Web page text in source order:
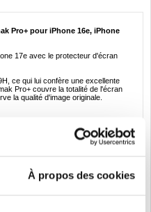
À propos des cookies
Pro+ pour iPhone 16e, iPhone
17e avec le protecteur d'écran
ce qui lui confère une excellente
Pro+ couvre la totalité de l'écran
la qualité d'image originale.
avec un revêtement oléophobe
l'écran sans rayures
lors du retrait